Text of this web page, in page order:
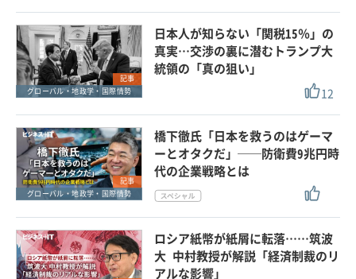
記事
グローバル・地政学・国際情勢
日本人が知らない「関税15％」の
真実…交渉の裏に潜むトランプ大
統領の「真の狙い」
12
記事
グローバル・地政学・国際情勢
橋下徹氏「日本を救うのはゲーマ
ーとオタクだ」──防衛費9兆円時
代の企業戦略とは
ロシア紙幣が紙屑に転落……筑波
大 中村教授が解説「経済制裁のリ
アルな影響」